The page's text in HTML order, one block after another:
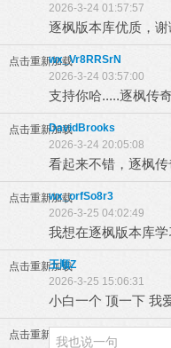
2026-3-24 01:57:57
逐枫版本库优质，
点击重新加载wx_Vr8RRSrN
2026-3-24 03:57:00
支持你哈.....逐枫传
点击重新加载DavidBrooks
2026-3-24 20:05:08
看起来不错，逐枫
点击重新加载wx_orfSo8r3
2026-3-25 04:02:49
我想在逐枫版本库
点击重新加载
王顺Z
2026-3-25 15:06:31
小白一个 顶一下 我
点击重新加载